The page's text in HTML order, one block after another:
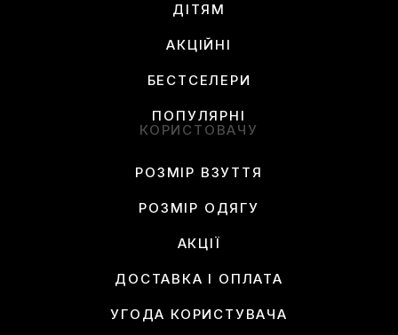
ДІТЯМ
АКЦІЙНІ
БЕСТСЕЛЕРИ
ПОПУЛЯРНІ
КОРИСТОВАЧУ
РОЗМІР ВЗУТТЯ
РОЗМІР ОДЯГУ
АКЦІЇ
ДОСТАВКА І ОПЛАТА
УГОДА КОРИСТУВАЧА